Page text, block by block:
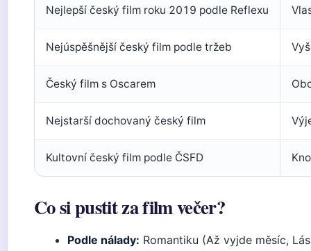
Nejlepší český film roku 2019 podle Reflexu
Nejúspěšnější český film podle tržeb
Český film s Oscarem
Nejstarší dochovaný český film
Kultovní český film podle ČSFD
Co si pustit za film večer?
Podle nálady: Romantiku (Až vyjde měsíc,